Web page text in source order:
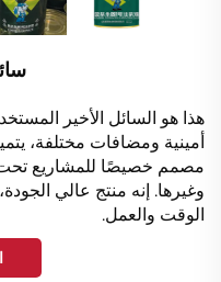
هذا هو السائل الأخير
أمينية ومضافات مختلفة،
مصمم خصيصًا للمشاريع تحت
وغيرها. إنه منتج عالي
الوقت والعمل.